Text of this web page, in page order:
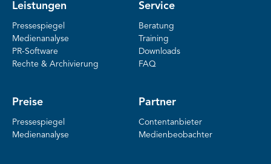
Leistungen
Pressespiegel
Medienanalyse
PR-Software
Rechte & Archivierung
Service
Beratung
Training
Downloads
FAQ
Preise
Pressespiegel
Medienanalyse
Partner
Contentanbieter
Medienbeobachter